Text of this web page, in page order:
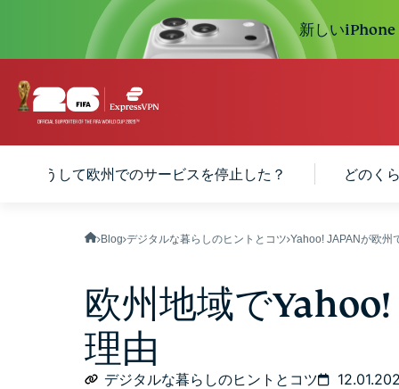
新しいiPhone
はどうして欧州でのサービスを停止した？ どのく
Blog デジタルな暮らしのヒントとコツ Yahoo! JAPANが欧州
欧州地域で
理由
デジタルな暮らしのヒントとコツ